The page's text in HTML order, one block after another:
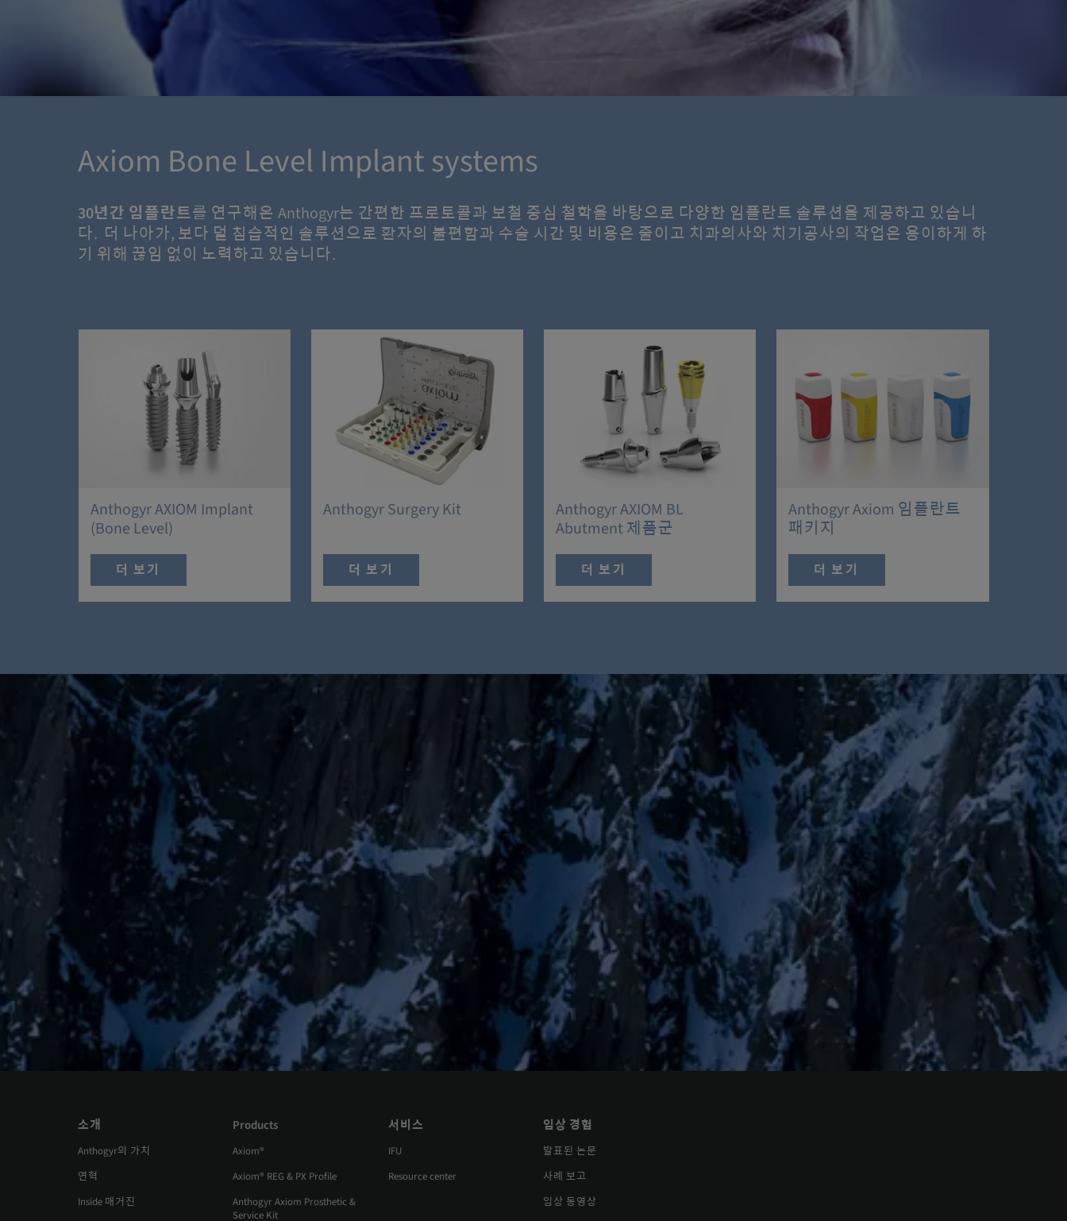
Axiom Bone Level Implant systems
30년간 임플란트를 연구해온 Anthogyr는 간편한 프로토콜과 보철 중심 철학을 바탕으로 다양한 임플란트 솔루션을 제공하고 있습니
다. 더 나아가, 보다 덜 침습적인 솔루션으로 환자의 불편함과 수술 시간 및 비용은 줄이고 치과의사와 치기공사의 작업은 용이하게 하
기 위해 끊임 없이 노력하고 있습니다.
Anthogyr AXIOM Implant
(Bone Level)
더 보기
Anthogyr Surgery Kit
더 보기
Anthogyr AXIOM BL
Abutment 제품군
더 보기
Anthogyr Axiom 임플란트
패키지
더 보기
소개
Anthogyr의 가치
연혁
Inside 매거진
Products
Axiom®
Axiom® REG & PX Profile
Anthogyr Axiom Prosthetic &
Service Kit
서비스
IFU
Resource center
임상 경험
발표된 논문
사례 보고
임상 동영상